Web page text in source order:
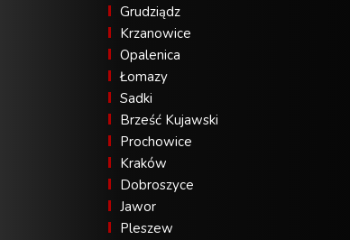
Grudziądz
Krzanowice
Opalenica
Łomazy
Sadki
Brześć Kujawski
Prochowice
Kraków
Dobroszyce
Jawor
Pleszew